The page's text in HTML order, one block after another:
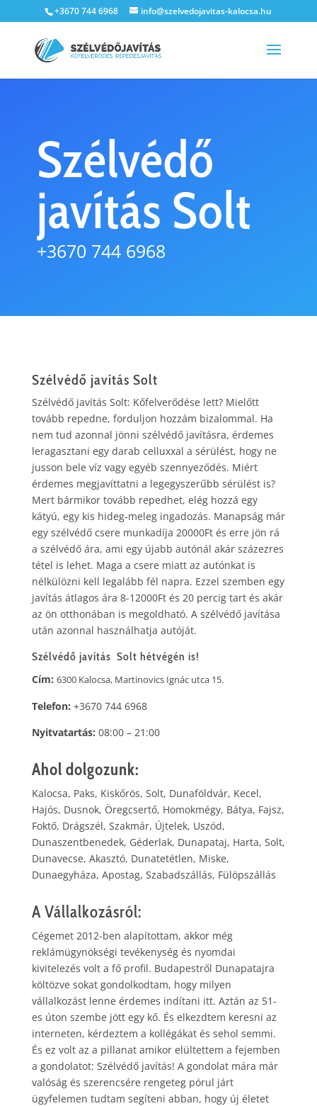
+3670 744 6968 info@szelvedojavitas-kalocsa.hu
Szélvédő
javítás Solt
+3670 744 6968
Szélvédő javítás Solt
Szélvédő javítás Solt: Kőfelverődése lett? Mielőtt
tovább repedne, forduljon hozzám bizalommal. Ha
nem tud azonnal jönni szélvédő javításra, érdemes
leragasztani egy darab celluxxal a sérülést, hogy ne
jusson bele víz vagy egyéb szennyeződés. Miért
érdemes megjavíttatni a legegyszerűbb sérülést is?
Mert bármikor tovább repedhet, elég hozzá egy
kátyú, egy kis hideg-meleg ingadozás. Manapság már
egy szélvédő csere munkadíja 20000Ft és erre jön rá
a szélvédő ára, ami egy újabb autónál akár százezres
tétel is lehet. Maga a csere miatt az autónkat is
nélkülözni kell legalább fél napra. Ezzel szemben egy
javítás átlagos ára 8-12000Ft és 20 percig tart és akár
az ön otthonában is megoldható. A szélvédő javítása
után azonnal használhatja autóját.
Szélvédő javítás Solt hétvégén is!
Cím: 6300 Kalocsa, Martinovics Ignác utca 15.
Telefon: +3670 744 6968
Nyitvatartás: 08:00 – 21:00
Ahol dolgozunk:
Kalocsa, Paks, Kiskőrös, Solt, Dunaföldvár, Kecel,
Hajós, Dusnok, Öregcsertő, Homokmégy, Bátya, Fajsz,
Foktő, Drágszél, Szakmár, Újtelek, Uszód,
Dunaszentbenedek, Géderlak, Dunapataj, Harta, Solt,
Dunavecse, Akasztó, Dunatetétlen, Miske,
Dunaegyháza, Apostag, Szabadszállás, Fülöpszállás
A Vállalkozásról:
Cégemet 2012-ben alapítottam, akkor még
reklámügynökségi tevékenység és nyomdai
kivitelezés volt a fő profil. Budapestről Dunapatajra
költözve sokat gondolkodtam, hogy milyen
vállalkozást lenne érdemes indítani itt. Aztán az 51-
es úton szembe jött egy kő. És elkezdtem keresni az
interneten, kérdeztem a kollégákat és sehol semmi.
És ez volt az a pillanat amikor elültettem a fejemben
a gondolatot: Szélvédő javítás! A gondolat mára már
valóság és szerencsére rengeteg pórul járt
ügyfelemen tudtam segíteni abban, hogy új életet